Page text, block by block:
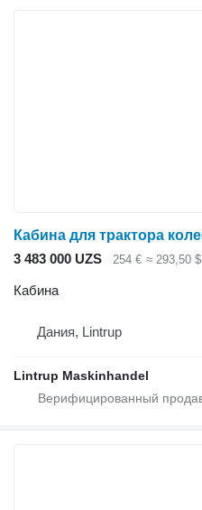
3 483 000 UZS 254 € ≈ 293,50 $
Кабина
Дания, Lintrup
Lintrup Maskinhandel